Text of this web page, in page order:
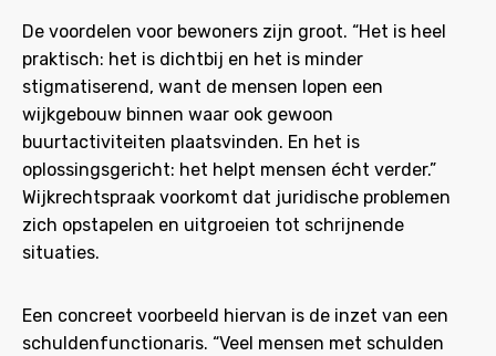
De voordelen voor bewoners zijn groot. “Het is heel
praktisch: het is dichtbij en het is minder
stigmatiserend, want de mensen lopen een
wijkgebouw binnen waar ook gewoon
buurtactiviteiten plaatsvinden. En het is
oplossingsgericht: het helpt mensen écht verder.”
Wijkrechtspraak voorkomt dat juridische problemen
zich opstapelen en uitgroeien tot schrijnende
situaties.
Een concreet voorbeeld hiervan is de inzet van een
schuldenfunctionaris. “Veel mensen met schulden